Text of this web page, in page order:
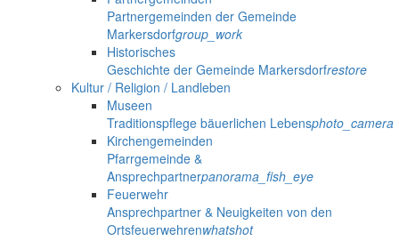
Partnergemeinden der Gemeinde
Markersdorfgroup_work
Historisches
Geschichte der Gemeinde Markersdorfrestore
Kultur / Religion / Landleben
Museen
Traditionspflege bäuerlichen Lebensphoto_camera
Kirchengemeinden
Pfarrgemeinde &
Ansprechpartnerpanorama_fish_eye
Feuerwehr
Ansprechpartner & Neuigkeiten von den
Ortsfeuerwehrenwhatshot